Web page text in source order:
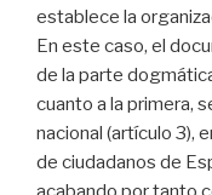
establece la
En este caso, el
de la parte
cuanto a la primera,
nacional (artículo 3),
de ciudadanos de